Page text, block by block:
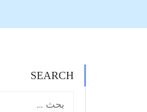
SEARCH